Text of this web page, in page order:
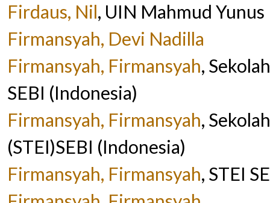
Firdaus, Nil, UIN Mahmud
Firmansyah, Devi Nadilla
Firmansyah, Firmansyah,
SEBI (Indonesia)
Firmansyah, Firmansyah,
(STEI)SEBI (Indonesia)
Firmansyah, Firmansyah, STEI